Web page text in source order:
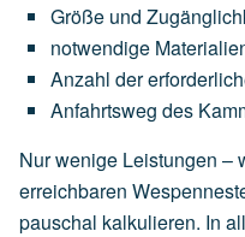
Größe und
notwendige
Anzahl der
Anfahrtsweg des
Nur wenige Leistungen –
erreichbaren
pauschal kalkulieren. In